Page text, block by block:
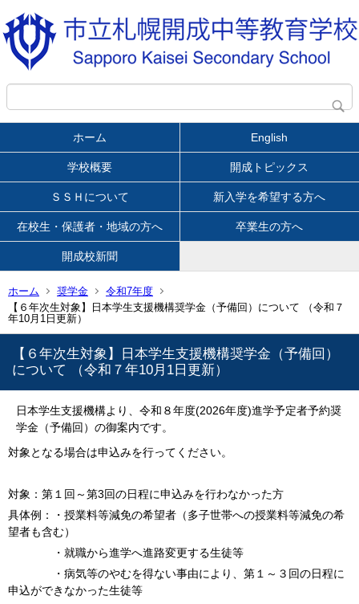
ホーム English
学校概要 開成トピックス
ＳＳＨについて 新入学を希望する方へ
在校生・保護者・地域の方へ 卒業生の方へ
開成校新聞
ホーム 奨学金
令和7年度
【６年次生対象】日本学生支援機構奨学金（予備回）について （令和７
年10月1日更新）
【６年次生対象】日本学生支援機構奨学金（予備回）
について （令和７年10月1日更新）
日本学生支援機構より、令和８年度(2026年度)進学予定者予約奨
学金（予備回）の御案内です。
対象となる場合は申込みを行ってください。
対象：第１回～第3回の日程に申込みを行わなかった方
具体例：・授業料等減免の希望者（多子世帯への授業料等減免の希
望者も含む）
・就職から進学へ進路変更する生徒等
・病気等のやむを得ない事由により、第１～３回の日程に
申込ができなかった生徒等